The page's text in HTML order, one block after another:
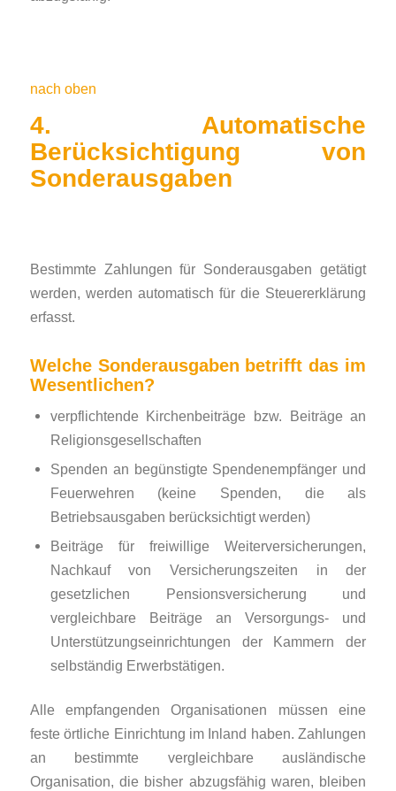
nach oben
4. Automatische
Berücksichtigung von
Sonderausgaben
Bestimmte Zahlungen für Sonderausgaben getätigt
werden, werden automatisch für die Steuererklärung
erfasst.
Welche Sonderausgaben betrifft das im
Wesentlichen?
verpflichtende Kirchenbeiträge bzw. Beiträge an
Religionsgesellschaften
Spenden an begünstigte Spendenempfänger und
Feuerwehren (keine Spenden, die als
Betriebsausgaben berücksichtigt werden)
Beiträge für freiwillige Weiterversicherungen,
Nachkauf von Versicherungszeiten in der
gesetzlichen Pensionsversicherung und
vergleichbare Beiträge an Versorgungs- und
Unterstützungseinrichtungen der Kammern der
selbständig Erwerbstätigen.
Alle empfangenden Organisationen müssen eine
feste örtliche Einrichtung im Inland haben. Zahlungen
an bestimmte vergleichbare ausländische
Organisation, die bisher abzugsfähig waren, bleiben